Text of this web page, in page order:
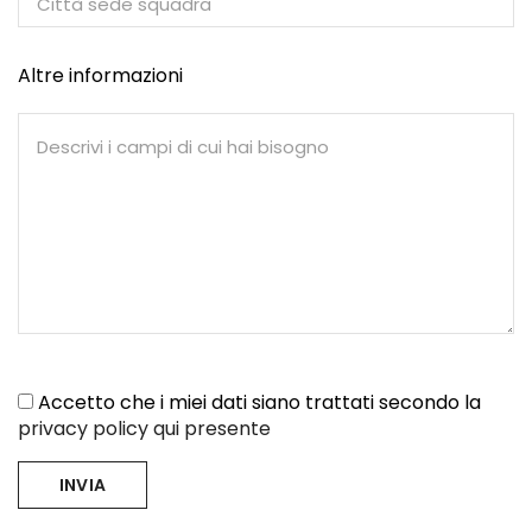
Altre informazioni
Accetto che i miei dati siano trattati secondo la
privacy policy qui presente